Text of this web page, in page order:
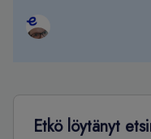
Etkö löytänyt